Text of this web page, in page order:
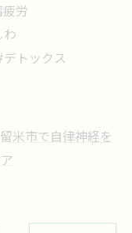
労
トックス
米市で自律神経を